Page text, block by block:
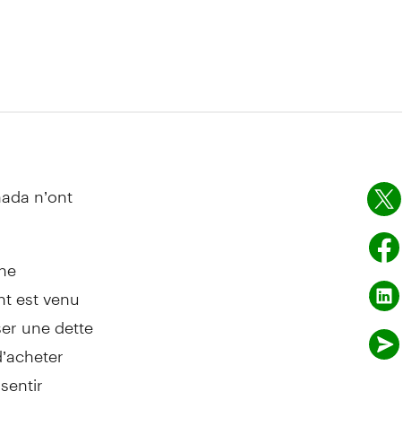
n’ont
est venu
une dette